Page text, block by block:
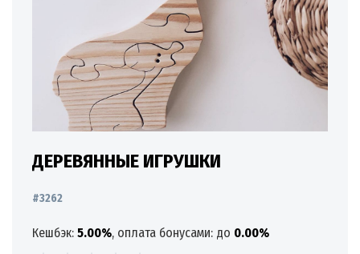
ДЕРЕВЯННЫЕ ИГРУШКИ
#3262
Кешбэк: 5.00%, оплата бонусами: до 0.00%